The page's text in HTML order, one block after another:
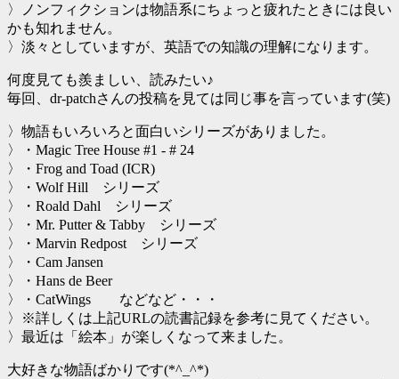
〉ノンフィクションは物語系にちょっと疲れたときには良い
かも知れません。
〉淡々としていますが、英語での知識の理解になります。
何度見ても羨ましい、読みたい♪
毎回、dr-patchさんの投稿を見ては同じ事を言っています(笑)
〉物語もいろいろと面白いシリーズがありました。
〉・Magic Tree House #1 - # 24
〉・Frog and Toad (ICR)
〉・Wolf Hill シリーズ
〉・Roald Dahl シリーズ
〉・Mr. Putter & Tabby シリーズ
〉・Marvin Redpost シリーズ
〉・Cam Jansen
〉・Hans de Beer
〉・CatWings などなど・・・
〉※詳しくは上記URLの読書記録を参考に見てください。
〉最近は「絵本」が楽しくなって来ました。
大好きな物語ばかりです(*^_^*)